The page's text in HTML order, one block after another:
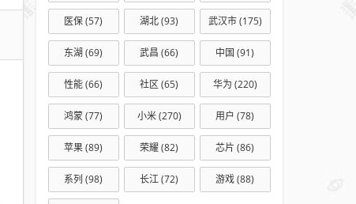
医保(57) 湖北(93) 武汉市(175)
东湖 (69) 武昌 (66) 中国 (91)
性能(66) 社区 (65) 华为 (220)
鸿蒙(77) 小米(270) 用户 (78)
苹果(89) 荣耀(82) 芯片 (86)
系列 (98) 长江(72) 游戏(88)